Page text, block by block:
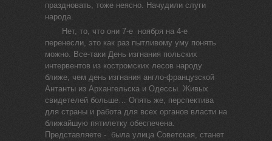
праздновать, тоже неясно. Начудили слуги
народа.
Нет, то, что они 7-е ноября на 4-е
перенесли, это как раз пытливому уму понять
можно. Все-таки День изгнания польских
интервентов из костромских лесов народу
ближе, чем день изгнания англо-французской
Антанты из Архангельска и Одессы. Живых
свидетелей больше… Опять же, перспектива
для страны и работа для всех органов власти на
ближайшую пятилетку обеспечена.
Представляете - была улица Советская, станет